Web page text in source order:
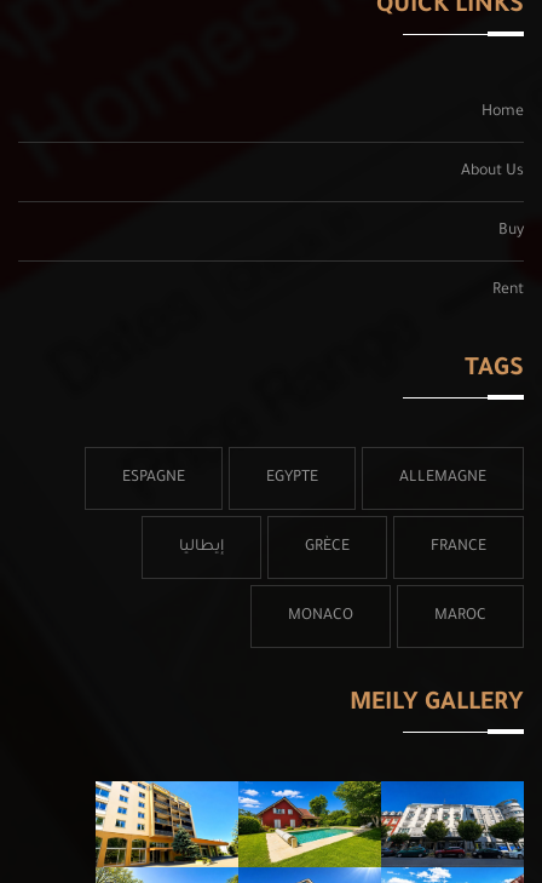
QUICK LINKS
Home
About Us
Buy
Rent
TAGS
ALLEMAGNE
EGYPTE
ESPAGNE
FRANCE
GRÈCE إيطاليا
MAROC
MONACO
MEILY GALLERY